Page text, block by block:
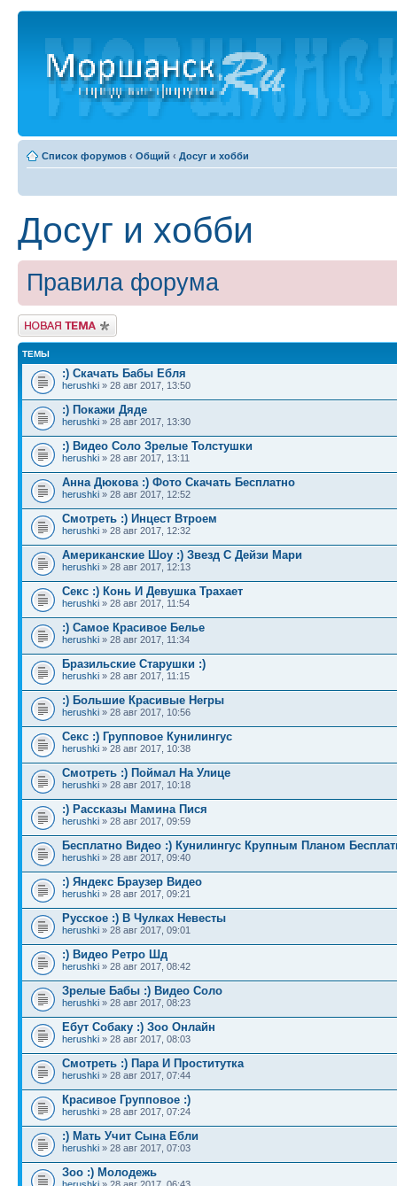
Список форумов ‹ Общий ‹ Досуг и хобби
Досуг и хобби
Правила форума
Новая тема
ТЕМЫ
:) Скачать Бабы Ебля
herushki » 28 авг 2017, 13:50
:) Покажи Дяде
herushki » 28 авг 2017, 13:30
:) Видео Соло Зрелые Толстушки
herushki » 28 авг 2017, 13:11
Анна Дюкова :) Фото Скачать Бесплатно
herushki » 28 авг 2017, 12:52
Смотреть :) Инцест Втроем
herushki » 28 авг 2017, 12:32
Американские Шоу :) Звезд С Дейзи Мари
herushki » 28 авг 2017, 12:13
Секс :) Конь И Девушка Трахает
herushki » 28 авг 2017, 11:54
:) Самое Красивое Белье
herushki » 28 авг 2017, 11:34
Бразильские Старушки :)
herushki » 28 авг 2017, 11:15
:) Большие Красивые Негры
herushki » 28 авг 2017, 10:56
Секс :) Групповое Кунилингус
herushki » 28 авг 2017, 10:38
Смотреть :) Поймал На Улице
herushki » 28 авг 2017, 10:18
:) Рассказы Мамина Пися
herushki » 28 авг 2017, 09:59
Бесплатно Видео :) Кунилингус Крупным Планом
herushki » 28 авг 2017, 09:40
:) Яндекс Браузер Видео
herushki » 28 авг 2017, 09:21
Русское :) В Чулках Невесты
herushki » 28 авг 2017, 09:01
:) Видео Ретро Шд
herushki » 28 авг 2017, 08:42
Зрелые Бабы :) Видео Соло
herushki » 28 авг 2017, 08:23
Ебут Собаку :) Зоо Онлайн
herushki » 28 авг 2017, 08:03
Смотреть :) Пара И Проститутка
herushki » 28 авг 2017, 07:44
Красивое Групповое :)
herushki » 28 авг 2017, 07:24
:) Мать Учит Сына Ебли
herushki » 28 авг 2017, 07:03
Зоо :) Молодежь